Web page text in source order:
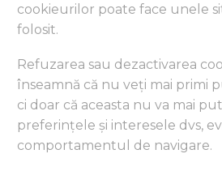
cookieurilor poate face unele
folosit.
Refuzarea sau dezactivarea
înseamnă că nu veți mai primi
ci doar că aceasta nu va mai
preferințele și interesele dvs,
comportamentul de navigare.